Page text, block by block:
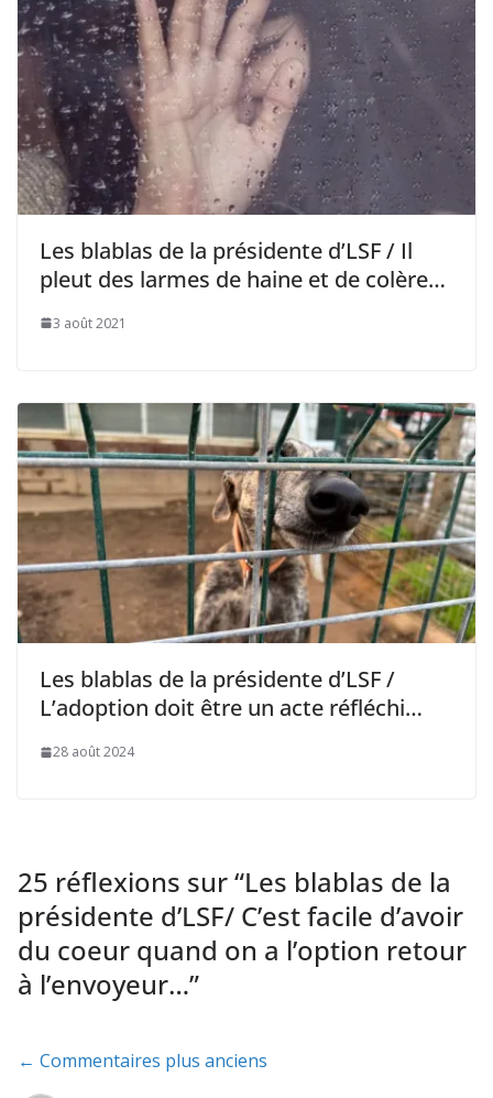
Les blablas de la présidente d’LSF / Il
pleut des larmes de haine et de colère…
3 août 2021
Les blablas de la présidente d’LSF /
L’adoption doit être un acte réfléchi…
28 août 2024
25 réflexions sur “Les blablas de la
présidente d’LSF/ C’est facile d’avoir
du coeur quand on a l’option retour
à l’envoyeur…”
Navigation
de
← Commentaires plus anciens